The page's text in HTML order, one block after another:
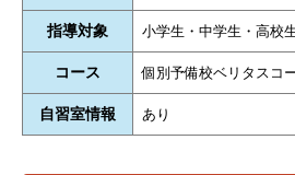
指導対象 小学生・中学生・高校
コース 個別予備校ベリタスコ
自習室情報 あり